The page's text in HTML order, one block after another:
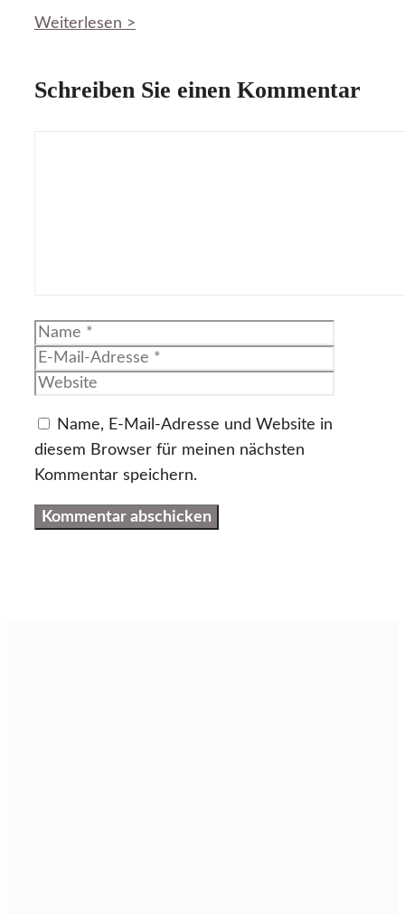
Weiterlesen >
Schreiben Sie einen Kommentar
Name
Name, E-Mail-Adresse und Website in
diesem Browser für meinen nächsten
Kommentar speichern.